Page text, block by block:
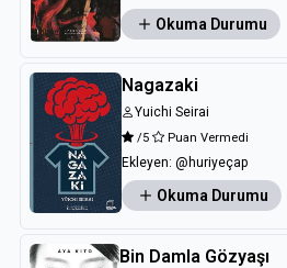
Okuma Durumu
Nagazaki
Yuichi Seirai
/5 Puan Vermedi
Ekleyen: @huriyeçap
Okuma Durumu
Bin Damla Gözyaşı